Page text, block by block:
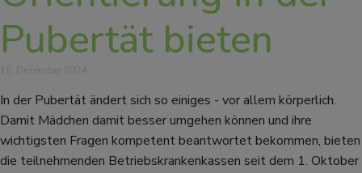
Pubertät bieten
In der Pubertät ändert sich so einiges - vor allem körperlich.
Damit Mädchen damit besser umgehen können und ihre
wichtigsten Fragen kompetent beantwortet bekommen, bieten
die teilnehmenden Betriebskrankenkassen seit dem 1. Oktober